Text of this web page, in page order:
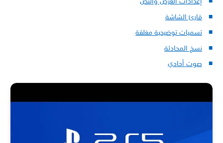
قارئ الشاشة
تسميات توضيحية مغلقة
نسخ المحادثة
صوت أحادي